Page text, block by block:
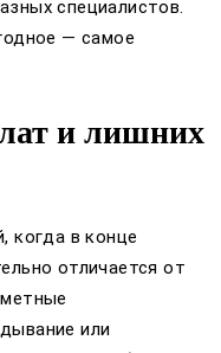
специалистов.
— самое
и лишних
когда в конце
отличается от
или